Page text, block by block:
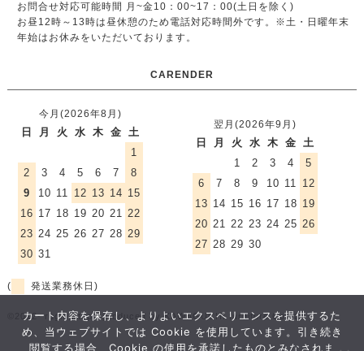
お問合せ対応可能時間 月~金10：00~17：00(土日を除く)
お昼12時～13時は昼休憩のため電話対応時間外です。 ※土・日曜年末
年始はお休みをいただいております。
CARENDER
今月(2026年8月)
日 月 火 水 木 金 土
1
2
3 4 5 6 7
8
9
10 11 12 13 14 15
16 17 18 19 20 21 22
23 24 25 26 27 28 29
30 31
翌月(2026年9月)
日 月 火 水 木 金
土
1
2 3 4
5
6
7 8 9 10 11
12
13 14 15 16 17 18 19
20 21 22 23 24 25 26
27 28 29 30
( 発送業務休日)
©2012- rugmart.jp / produced by KAWAGUCHI furniture Co.,ltd.
カート内容を保存し、よりよいエクスペリエンスを提供するた
め、当ウェブサイトでは Cookie を使用しています。引き続き
閲覧する場合、Cookie の使用を承諾したものとみなされま